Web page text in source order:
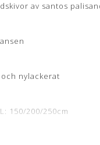
av santos
nylackerat
150/200/250cm